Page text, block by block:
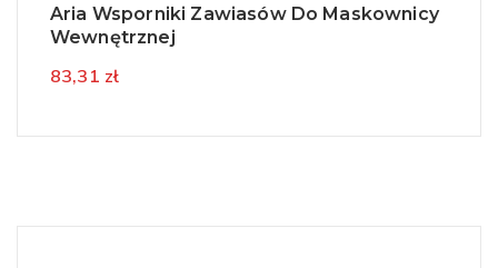
Aria Wsporniki Zawiasów Do Maskownicy
Wewnętrznej
83,31 zł